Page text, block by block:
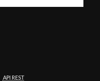
API REST